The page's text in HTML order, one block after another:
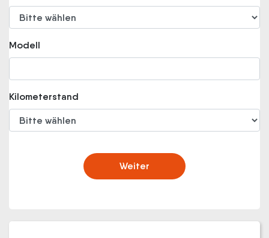
Modell
Kilometerstand
Weiter